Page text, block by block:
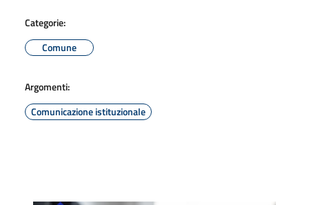
Categorie:
Comune
Argomenti:
Comunicazione istituzionale